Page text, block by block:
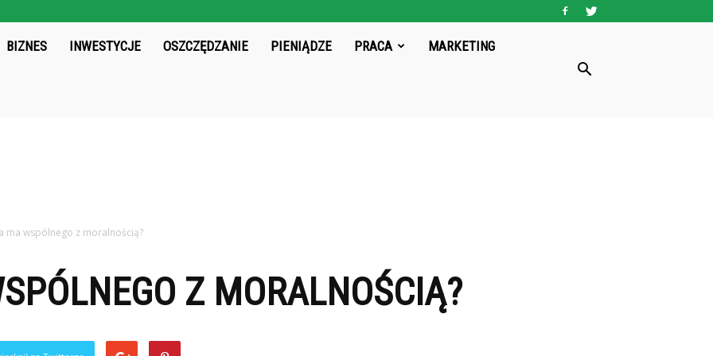
Echos.pl
BIZNES INWESTYCJE OSZCZĘDZANIE PIENIĄDZE PRACA MARKETING
ma wspólnego z moralnością?
Z MORALNOŚCIĄ?